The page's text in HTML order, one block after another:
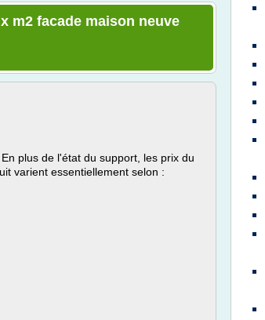
m2 facade maison neuve
plus de l'état du support, les prix du
varient essentiellement selon :